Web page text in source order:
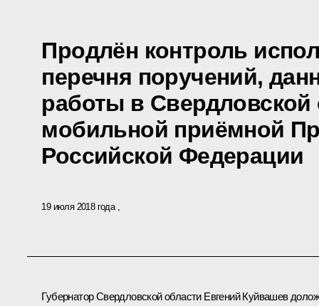
Продлён контроль
перечня поручений,
работы в Свердловской
мобильной приёмной
Российской Федерации
19 июля 2018 года
Губернатор Свердловской области Евгений Куйвашев